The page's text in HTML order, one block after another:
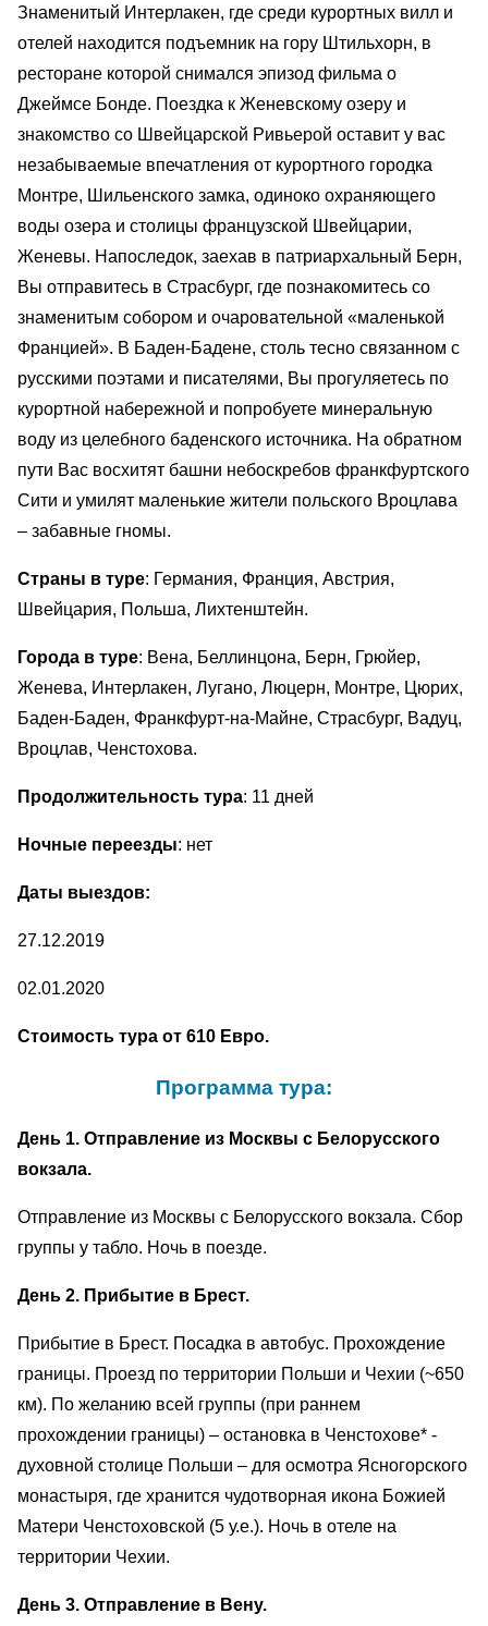
Знаменитый Интерлакен, где среди курортных вилл и
отелей находится подъемник на гору Штильхорн, в
ресторане которой снимался эпизод фильма о
Джеймсе Бонде. Поездка к Женевскому озеру и
знакомство со Швейцарской Ривьерой оставит у вас
незабываемые впечатления от курортного городка
Монтре, Шильенского замка, одиноко охраняющего
воды озера и столицы французской Швейцарии,
Женевы. Напоследок, заехав в патриархальный Берн,
Вы отправитесь в Страсбург, где познакомитесь со
знаменитым собором и очаровательной «маленькой
Францией». В Баден-Бадене, столь тесно связанном с
русскими поэтами и писателями, Вы прогуляетесь по
курортной набережной и попробуете минеральную
воду из целебного баденского источника. На обратном
пути Вас восхитят башни небоскребов франкфуртского
Сити и умилят маленькие жители польского Вроцлава
– забавные гномы.
Страны в туре: Германия, Франция, Австрия,
Швейцария, Польша, Лихтенштейн.
Города в туре: Вена, Беллинцона, Берн, Грюйер,
Женева, Интерлакен, Лугано, Люцерн, Монтре, Цюрих,
Баден-Баден, Франкфурт-на-Майне, Страсбург, Вадуц,
Вроцлав, Ченстохова.
Продолжительность тура: 11 дней
Ночные переезды: нет
Даты выездов:
27.12.2019
02.01.2020
Стоимость тура от 610 Евро.
Программа тура:
День 1. Отправление из Москвы с Белорусского
вокзала.
Отправление из Москвы с Белорусского вокзала. Сбор
группы у табло. Ночь в поезде.
День 2. Прибытие в Брест.
Прибытие в Брест. Посадка в автобус. Прохождение
границы. Проезд по территории Польши и Чехии (~650
км). По желанию всей группы (при раннем
прохождении границы) – остановка в Ченстохове* -
духовной столице Польши – для осмотра Ясногорского
монастыря, где хранится чудотворная икона Божией
Матери Ченстоховской (5 у.е.). Ночь в отеле на
территории Чехии.
День 3. Отправление в Вену.